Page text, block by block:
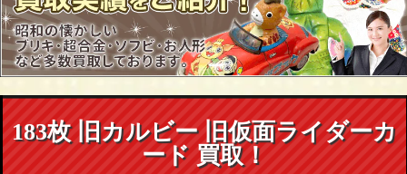
183枚 旧カルビー 旧仮面ライダーカ
ード 買取！